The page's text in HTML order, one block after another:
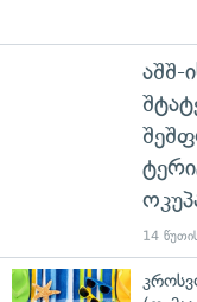
აშშ-
14